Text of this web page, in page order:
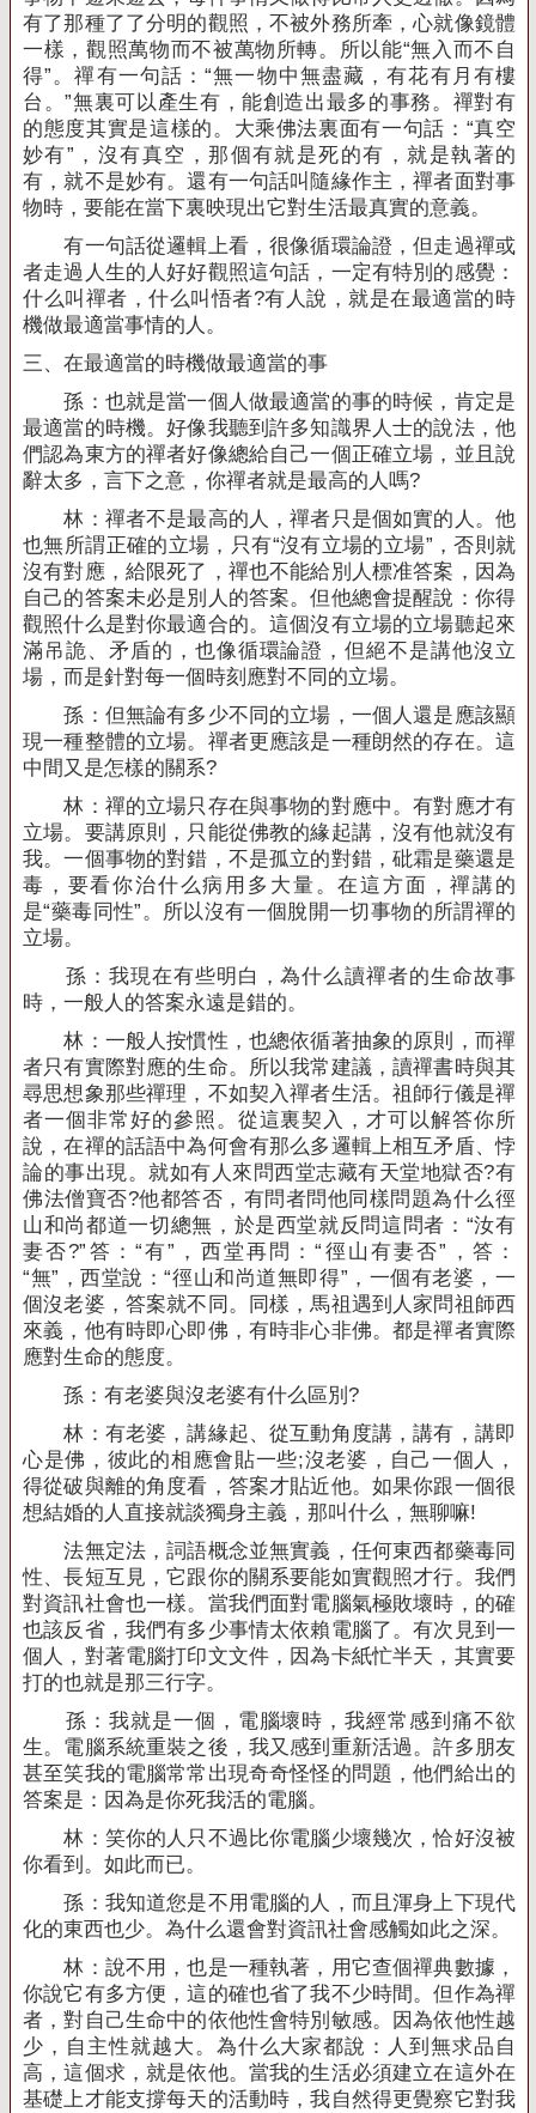
有了那種了了分明的觀照，不被外務所牽，心就像鏡體
一樣，觀照萬物而不被萬物所轉。所以能“無入而不自
得”。禪有一句話：“無一物中無盡藏，有花有月有樓
台。”無裏可以產生有，能創造出最多的事務。禪對有
的態度其實是這樣的。大乘佛法裏面有一句話：“真空
妙有”，沒有真空，那個有就是死的有，就是執著的
有，就不是妙有。還有一句話叫隨緣作主，禪者面對事
物時，要能在當下裏映現出它對生活最真實的意義。
有一句話從邏輯上看，很像循環論證，但走過禪或
者走過人生的人好好觀照這句話，一定有特別的感覺：
什么叫禪者，什么叫悟者?有人說，就是在最適當的時
機做最適當事情的人。
三、在最適當的時機做最適當的事
孫：也就是當一個人做最適當的事的時候，肯定是
最適當的時機。好像我聽到許多知識界人士的說法，他
們認為東方的禪者好像總給自己一個正確立場，並且說
辭太多，言下之意，你禪者就是最高的人嗎?
林：禪者不是最高的人，禪者只是個如實的人。他
也無所謂正確的立場，只有“沒有立場的立場”，否則就
沒有對應，給限死了，禪也不能給別人標准答案，因為
自己的答案未必是別人的答案。但他總會提醒說：你得
觀照什么是對你最適合的。這個沒有立場的立場聽起來
滿吊詭、矛盾的，也像循環論證，但絕不是講他沒立
場，而是針對每一個時刻應對不同的立場。
孫：但無論有多少不同的立場，一個人還是應該顯
現一種整體的立場。禪者更應該是一種朗然的存在。這
中間又是怎樣的關系?
林：禪的立場只存在與事物的對應中。有對應才有
立場。要講原則，只能從佛教的緣起講，沒有他就沒有
我。一個事物的對錯，不是孤立的對錯，砒霜是藥還是
毒，要看你治什么病用多大量。在這方面，禪講的
是“藥毒同性”。所以沒有一個脫開一切事物的所謂禪的
立場。
孫：我現在有些明白，為什么讀禪者的生命故事
時，一般人的答案永遠是錯的。
林：一般人按慣性，也總依循著抽象的原則，而禪
者只有實際對應的生命。所以我常建議，讀禪書時與其
尋思想象那些禪理，不如契入禪者生活。祖師行儀是禪
者一個非常好的參照。從這裏契入，才可以解答你所
說，在禪的話語中為何會有那么多邏輯上相互矛盾、悖
論的事出現。就如有人來問西堂志藏有天堂地獄否?有
佛法僧寶否?他都答否，有問者問他同樣問題為什么徑
山和尚都道一切總無，於是西堂就反問這問者：“汝有
妻否?” 答：“有”，西堂再問：“徑山有妻否”，答：
“無”，西堂說：“徑山和尚道無即得”，一個有老婆，一
個沒老婆，答案就不同。同樣，馬祖遇到人家問祖師西
來義，他有時即心即佛，有時非心非佛。都是禪者實際
應對生命的態度。
孫：有老婆與沒老婆有什么區別 ?
林：有老婆，講緣起、從互動角度講，講有，講即
心是佛，彼此的相應會貼一些;沒老婆，自己一個人，
得從破與離的角度看，答案才貼近他。如果你跟一個很
想結婚的人直接就談獨身主義，那叫什么，無聊嘛!
法無定法，詞語概念並無實義，任何東西都藥毒同
性、長短互見，它跟你的關系要能如實觀照才行。我們
對資訊社會也一樣。當我們面對電腦氣極敗壞時，的確
也該反省，我們有多少事情太依賴電腦了。有次見到一
個人，對著電腦打印文文件，因為卡紙忙半天，其實要
打的也就是那三行字。
孫：我就是一個，電腦壞時，我經常感到痛不欲
生。電腦系統重裝之後，我又感到重新活過。許多朋友
甚至笑我的電腦常常出現奇奇怪怪的問題，他們給出的
答案是：因為是你死我活的電腦。
林：笑你的人只不過比你電腦少壞幾次，恰好沒被
你看到。如此而已。
孫：我知道您是不用電腦的人，而且渾身上下現代
化的東西也少。為什么還會對資訊社會感觸如此之深。
林：說不用，也是一種執著，用它查個禪典數據，
你說它有多方便，這的確也省了我不少時間。但作為禪
者，對自己生命中的依他性會特別敏感。因為依他性越
少，自主性就越大。為什么大家都說：人到無求品自
高，這個求，就是依他。當我的生活必須建立在這外在
基礎上才能支撐每天的活動時，我自然得更覺察它對我